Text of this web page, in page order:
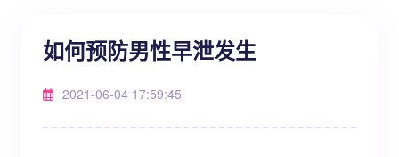
如何预防男性早泄发生
2021-06-04 17:59:45